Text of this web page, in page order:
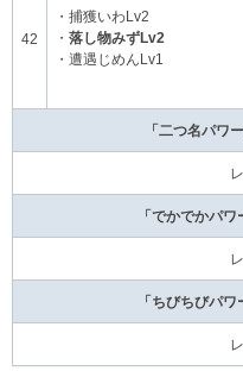
42
・捕獲いわLv2
・ 落し物みずLv2
・遭遇じめんLv1
「二つ名パワ
「でかでかパ
「ちびちびパ